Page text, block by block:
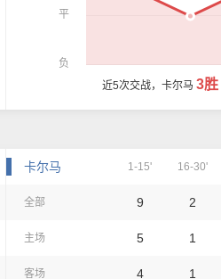
平
负
近5次交战，卡尔马 3胜
卡尔马 1-15' 16-30'
全部 9 2
主场 5 1
客场 4 1